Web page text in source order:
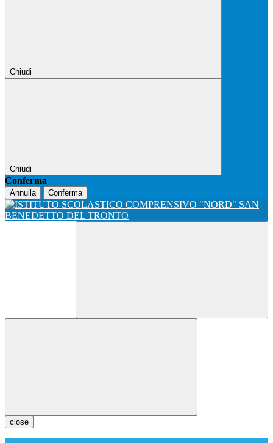
Chiudi
Chiudi
Conferma
Annulla Conferma
close